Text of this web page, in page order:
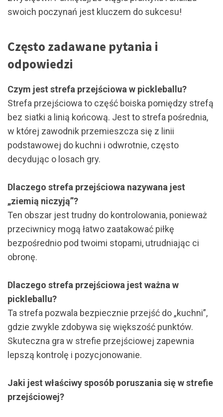
swoich poczynań jest kluczem do sukcesu!
Często zadawane pytania i
odpowiedzi
Czym jest strefa przejściowa w pickleballu?
Strefa przejściowa to część boiska pomiędzy strefą
bez siatki a linią końcową. Jest to strefa pośrednia,
w której zawodnik przemieszcza się z linii
podstawowej do kuchni i odwrotnie, często
decydując o losach gry.
Dlaczego strefa przejściowa nazywana jest
„ziemią niczyją”?
Ten obszar jest trudny do kontrolowania, ponieważ
przeciwnicy mogą łatwo zaatakować piłkę
bezpośrednio pod twoimi stopami, utrudniając ci
obronę.
Dlaczego strefa przejściowa jest ważna w
pickleballu?
Ta strefa pozwala bezpiecznie przejść do „kuchni”,
gdzie zwykle zdobywa się większość punktów.
Skuteczna gra w strefie przejściowej zapewnia
lepszą kontrolę i pozycjonowanie.
Jaki jest właściwy sposób poruszania się w strefie
przejściowej?